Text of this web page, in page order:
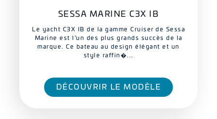
SESSA MARINE C3X IB
Le yacht C3X IB de la gamme Cruiser de Sessa
Marine est l’un des plus grands succès de la
marque. Ce bateau au design élégant et un
style raffin�...
DÉCOUVRIR LE MODÈLE